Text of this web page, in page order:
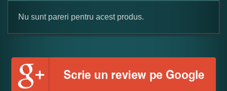
Formular pareri client
Numele dumneavoastra:
Nu sunt pareri pentru acest produs.